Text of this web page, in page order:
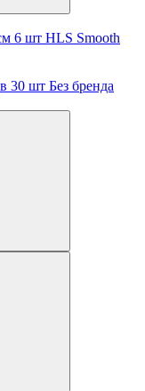
6 шт HLS Smooth